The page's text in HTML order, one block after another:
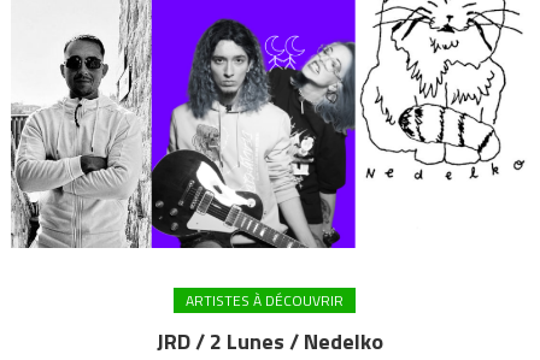
ARTISTES À DÉCOUVRIR
JRD / 2 Lunes / Nedelko